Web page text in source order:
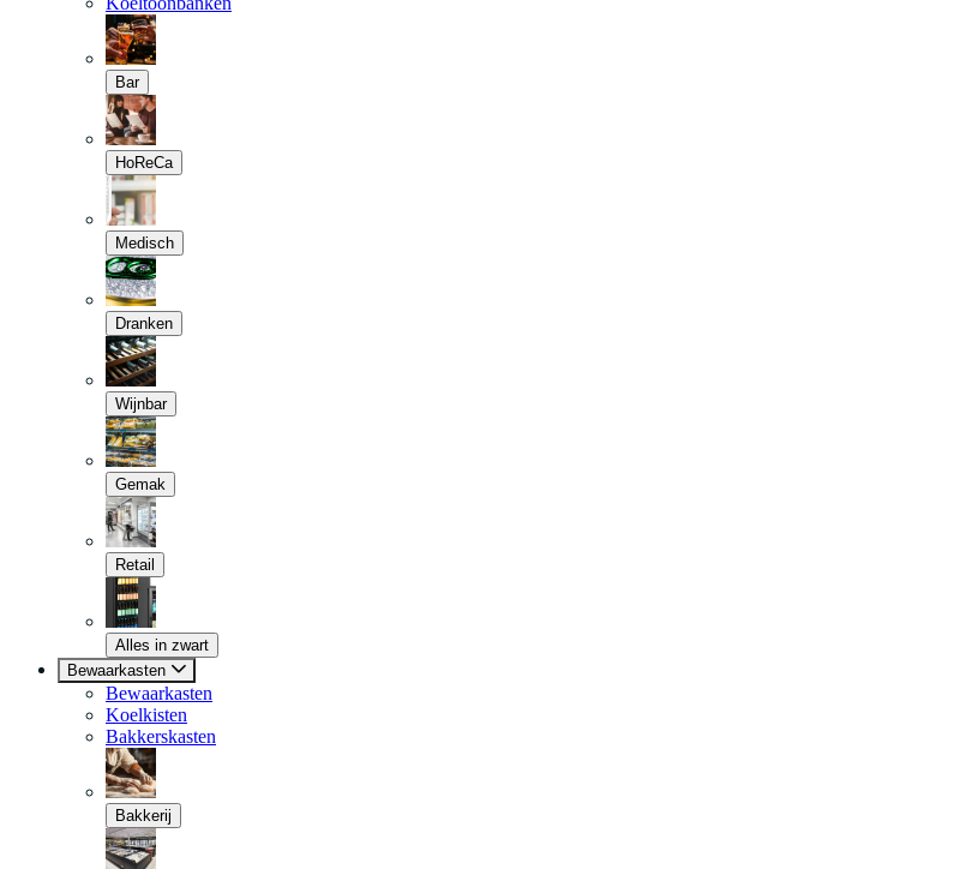
Bar
HoReCa
Medisch
Dranken
Wijnbar
Gemak
Retail
Alles in zwart
Bewaarkasten
Bewaarkasten
Koelkisten
Bakkerskasten
Bakkerij